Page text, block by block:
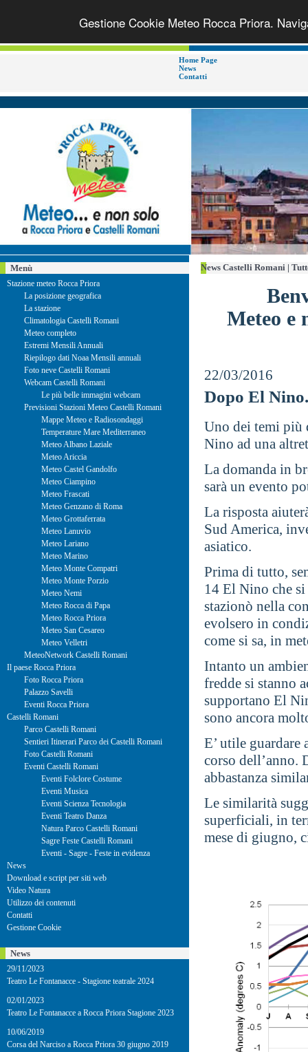
Gestione Cookie Meteo Rocca Priora.
Home Page
News
Contatti
Menù
Stazione meteo Rocca Priora
La posizione geografica
La stazione
Climatologia Castelli Romani
Meteo completo
Estremi Mensili Annuali
Riepilogo dati Noaa Mensili annuali
Foto neve Castelli Romani
Webcam Castelli Romani
Le più belle immagini webcam
Previsioni Stazioni Meteo Castelli Romani
Mappe Meteo e Radiosondaggi
Temperature Mare Mediterraneo
Meteo Albano Laziale
Meteo Ariccia
Meteo Castel Gandolfo
Meteo Ciampino
Meteo Frascati
Meteo Genzano di Roma
Meteo Grottaferrata
Meteo Lanuvio
Meteo Lariano
Meteo Marino
Meteo Monte Compatri
Meteo Monte Porzio
Meteo Nemi
Meteo Rocca di Papa
Meteo Rocca Priora
Meteo San Cesareo
Meteo Velletri
MeteoNetwork Castelli Romani
Il paese Rocca Priora
Foto Rocca Priora
Palazzo Savelli
Eventi Rocca Priora
Castelli Romani
Parco Castelli Romani
Sentieri Itinerari Parco dei Castelli Romani
Foto Castelli Romani
Eventi Castelli Romani
Eventi Folclore Costume
Eventi Musica
Eventi Scienza Tecnologia
Eventi Teatro Danza
Natura Parco Castelli Romani
Sagre Feste Castelli Romani
Eventi - Sagre - Feste in evidenza
News
Download e script per siti web
Video Natura
Utilizzo dei contenuti
Contatti
Gestione Cookie
News
29/11/2023
Teatro Le Fontanacce - Stagione teatrale 2024
02/01/2023
Teatro Le Fontanacce a Rocca Priora Stagione 2023
10/06/2019
Corsa del Narciso a Rocca Priora 30 giugno 2019
News Castelli Romani |
Meteo e
22/03/2016
Dopo El
Uno dei temi più
Nino ad una
La domanda in
sarà un evento
La risposta
Sud America,
asiatico.
Prima di tutto,
14 El Nino che
stazionò nella
evolsero in
come si sa, in
Intanto un
fredde si stanno
supportano El
sono ancora
E’ utile
corso dell’anno.
abbastanza
Le similarità
superficiali, in
mese di giugno,